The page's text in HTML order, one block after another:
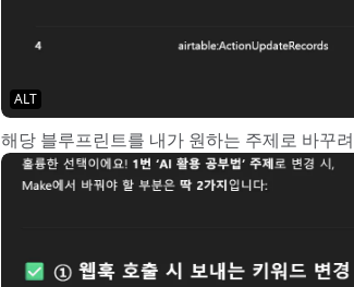
ALT
해당 블루프린트를 내가 원하는 주제로 바꾸